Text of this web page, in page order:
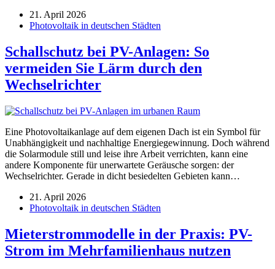
21. April 2026
Photovoltaik in deutschen Städten
Schallschutz bei PV-Anlagen: So
vermeiden Sie Lärm durch den
Wechselrichter
Eine Photovoltaikanlage auf dem eigenen Dach ist ein Symbol für
Unabhängigkeit und nachhaltige Energiegewinnung. Doch während
die Solarmodule still und leise ihre Arbeit verrichten, kann eine
andere Komponente für unerwartete Geräusche sorgen: der
Wechselrichter. Gerade in dicht besiedelten Gebieten kann…
21. April 2026
Photovoltaik in deutschen Städten
Mieterstrommodelle in der Praxis: PV-
Strom im Mehrfamilienhaus nutzen